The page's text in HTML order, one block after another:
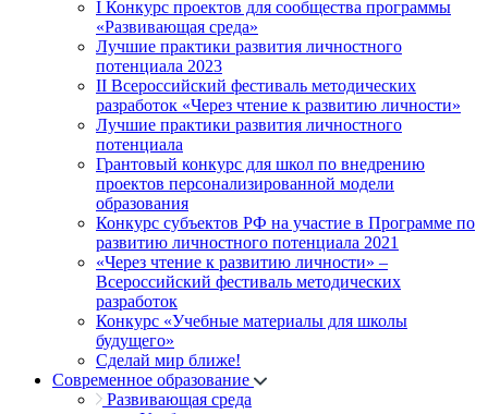
I Конкурс проектов для сообщества программы
«Развивающая среда»
Лучшие практики развития личностного
потенциала 2023
II Всероссийский фестиваль методических
разработок «Через чтение к развитию личности»
Лучшие практики развития личностного
потенциала
Грантовый конкурс для школ по внедрению
проектов персонализированной модели
образования
Конкурс субъектов РФ на участие в Программе по
развитию личностного потенциала 2021
«Через чтение к развитию личности» –
Всероссийский фестиваль методических
разработок
Конкурс «Учебные материалы для школы
будущего»
Сделай мир ближе!
Современное образование
Развивающая среда